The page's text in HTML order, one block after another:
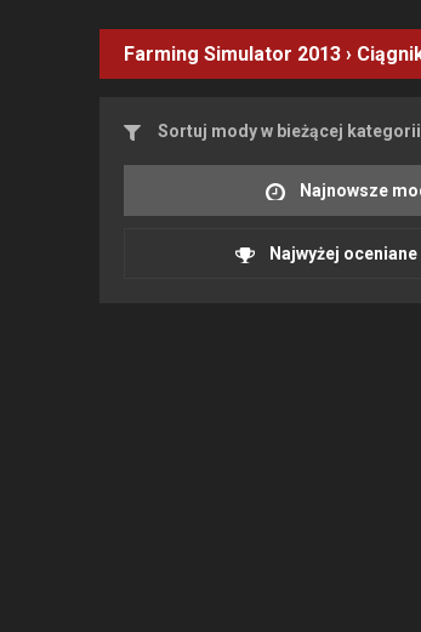
Farming Simulator 2013 ›
Sortuj mody w bieżącej
Najnowsze
Najwyżej